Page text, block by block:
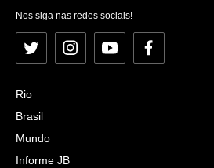
Nos siga nas redes sociais!
Twitter InstagramYouTubeFacebook
Rio
Brasil
Mundo
Informe JB